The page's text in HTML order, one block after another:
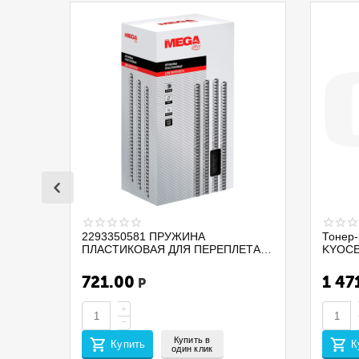
2293350581 ПРУЖИНА
ПЛАСТИКОВАЯ ДЛЯ ПЕРЕПЛЕТА
255112 D=32 А4 280ЛИСТОВ 50ШТ
ЧЕРНЫЙ
721.00 Р
+
−
Купить
Купить в
один клик
/
(EUR/
1